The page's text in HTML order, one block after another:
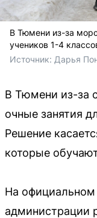
В Тюмени из-за
учеников 1-4
Источник: Дарья
В Тюмени из-за
очные занятия
Решение
которые
На официальном
администрации